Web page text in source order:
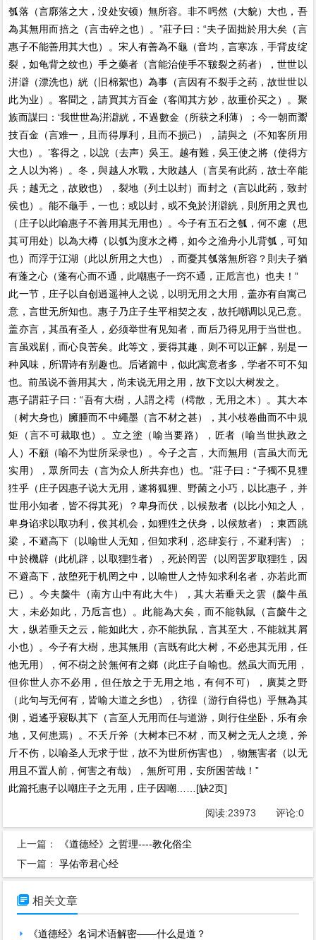
瓠落（言廓落之大，没处安顿）無所容。非不呺然（大貌）大也，吾
為其無用而掊之（言击碎之也）。”莊子曰：“夫子固拙於用大矣（言
惠子不能善用其大也）。宋人有善為不龜（音均，言寒冻，手背皮绽
裂，如龟背之纹也）手之藥者（言能治使手不皲裂之药者），世世以
洴澼（漂洗也）絖（旧棉絮也）為事（言因有不裂手之药，故世世以
此为业）。客聞之，請買其方百金（客闻其方妙，故重价买之）。聚
族而謀曰：‘我世世為洴澼絖，不過數金（所获之利薄）；今一朝而鬻
技百金（言难一，且而得厚利，且而不损己），請與之（不知客所用
大也）。’客得之，以說（去声）吳王。越有難，吳王使之將（使得方
之人以为将）。冬，與越人水戰，大敗越人（言吴有此药，故士卒能
兵；越无之，故败也），裂地（列土以封）而封之（言以此药，致封
侯也）。能不龜手，一也；或以封，或不免於洴澼絖，則所用之異也
（庄子以此喻惠子不善用其无用也）。今子有五石之瓠，何不慮（思
其可用处）以為大樽（以瓠为度水之樽，如今之渔舟小儿背瓠，可知
也）而浮于江湖（此以所用之大也），而憂其瓠落無所容？則夫子猶
有蓬之心（蓬有心而不通，此嘲惠子一窍不通，正卮言也）也夫！”
此一节，庄子以自创逍遥神人之说，以明无用之大用，盖亦有自寓己
意，言世无所知也。惠子乃庄子生平相契之友，故托嘲调以见己意。
盖亦言，其虽有圣人，必须举世有见知者，而后乃得见用于当世也。
言虽戏剧，而心良苦矣。此等文，要得其趣，则不可以正解，别是一
种风味，所谓诗有别趣也。后诸篇中，似此寓意者多，学者不可不知
也。前虽说不善用其大，尚未说无用之用，故下文以大树发之。
惠子謂莊子曰：“吾有大樹，人謂之樗（樗散，无用之木）。其大本
（树大身也）臃腫而不中繩墨（言不材之甚），其小枝卷曲而不中規
矩（言不可裁取也）。立之塗（喻当要路），匠者（喻当世执政之
人）不顧（喻不为世所采录也）。今子之言，大而無用（言虽大而无
实用），眾所同去（言为众人所共弃也）也。”莊子曰：“子獨不見狸
狌乎（庄子因惠子说大无用，遂将狐狸、野菌之小巧，以比惠子，并
世用小知者，皆不得其死）？卑身而伏，以候敖者（以比小知之人，
卑身谄求以取功利，俟其机会，如狸狌之伏身，以候敖者）；東西跳
梁，不避高下（以喻世人无知，但知求利，恣肆妄行，不避利害）；
中於機辟（此机辟，以取狸狌者），死於罔罟（以罔罟罗取狸狌，因
不避高下，故堕死于机罔之中，以喻世人之恃知求利名者，亦若此而
已）。今夫斄牛（南方山中有此大牛），其大若垂天之雲（斄牛虽
大，未必如此，乃卮言也）。此能為大矣，而不能執鼠（言斄牛之
大，纵若垂天之云，能如此大，亦不能执鼠，言其至大，不能就其屑
小也）。今子有大樹，患其無用（言既有此大树，不必患其无用，任
他无用），何不樹之於無何有之鄉（此庄子自喻也。然虽大而无用，
但你世人亦不必用，但任放之于无用之地，有何不可），廣莫之野
（此句与无何有，皆喻大道之乡也），彷徨（游行自得也）乎無為其
側，逍遙乎寢臥其下（言至人无用而任与道游，则行住坐卧，乐有余
地，又何患焉）。不夭斤斧（大树本已不材，而又树之无人之境，斧
斤不伤，以喻圣人无求于世，故不为世所伤害也），物無害者（以无
用且不置人前，何害之有哉），無所可用，安所困苦哉！”
此篇托惠子以嘲庄子之无用，庄子因嘲……[缺2页]
阅读:23973 评论:0
上一篇：
《道德经》之哲理----教化俗尘
下一篇：孚佑帝君心经
 相关文章
《道德经》名词术语解密——什么是道？